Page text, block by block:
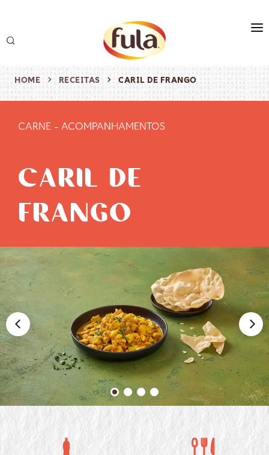
produtos
origem & sustentabilidade
HOME RECEITAS CARIL DE FRANGO
CARNE - ACOMPANHAMENTOS
CARIL DE
FRANGO